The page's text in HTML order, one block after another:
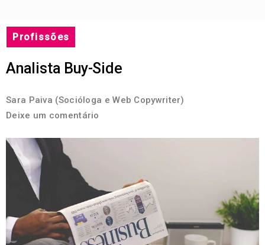
Profissões
Analista Buy-Side
Sara Paiva (Socióloga e Web Copywriter)
Deixe um comentário